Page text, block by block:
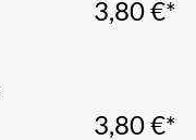
3,80€*
3,80€*